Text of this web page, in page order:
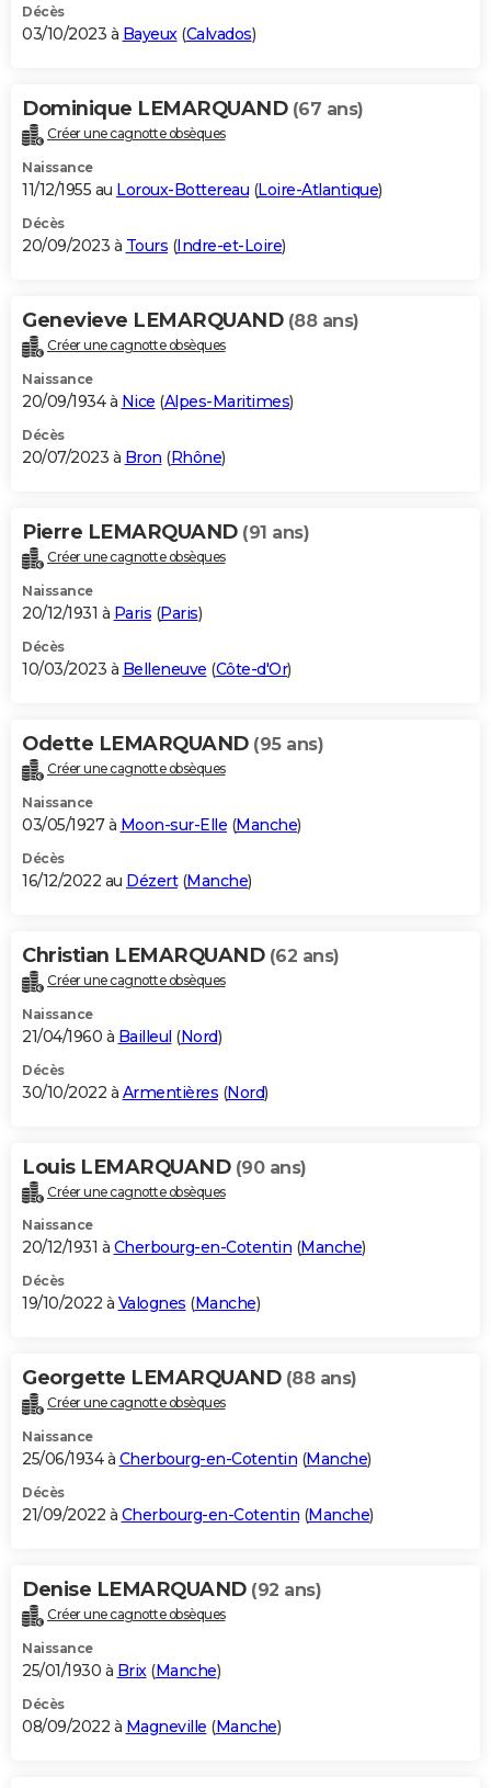
Décès
03/10/2023 à Bayeux(Calvados)
Dominique LEMARQUAND (67 ans)
Créer une cagnotte obsèques
Naissance
11/12/1955 au Loroux-Bottereau (Loire-Atlantique)
Décès
20/09/2023 à Tours (Indre-et-Loire)
Genevieve LEMARQUAND (88 ans)
Créer une cagnotte obsèques
Naissance
20/09/1934 à Nice (Alpes-Maritimes)
Décès
20/07/2023 à Bron (Rhône)
Pierre LEMARQUAND (91 ans)
Créer une cagnotte obsèques
Naissance
20/12/1931 à Paris (Paris)
Décès
10/03/2023 à Belleneuve (Côte-d'Or)
Odette LEMARQUAND (95 ans)
Créer une cagnotte obsèques
Naissance
03/05/1927 à Moon-sur-Elle (Manche)
Décès
16/12/2022 au Dézert(Manche)
Christian LEMARQUAND (62 ans)
Créer une cagnotte obsèques
Naissance
21/04/1960 à Bailleul (Nord)
Décès
30/10/2022 à Armentières (Nord)
Louis LEMARQUAND (90 ans)
Créer une cagnotte obsèques
Naissance
20/12/1931 à Cherbourg-en-Cotentin (Manche)
Décès
19/10/2022 à Valognes (Manche)
Georgette LEMARQUAND (88 ans)
Créer une cagnotte obsèques
Naissance
25/06/1934 à Cherbourg-en-Cotentin (Manche)
Décès
21/09/2022 à Cherbourg-en-Cotentin (Manche)
Denise LEMARQUAND (92 ans)
Créer une cagnotte obsèques
Naissance
25/01/1930 à Brix(Manche)
Décès
08/09/2022 à Magneville (Manche)